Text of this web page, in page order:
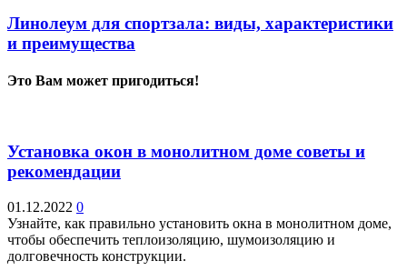
Линолеум для спортзала: виды, характеристики
и преимущества
Это Вам может пригодиться!
Установка окон в монолитном доме советы и
рекомендации
01.12.2022 0
Узнайте, как правильно установить окна в монолитном доме,
чтобы обеспечить теплоизоляцию, шумоизоляцию и
долговечность конструкции.